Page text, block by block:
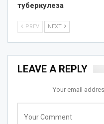
туберкулеза
PREV NEXT
LEAVE A REPLY
Your email